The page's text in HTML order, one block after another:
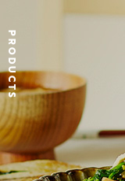
PRODUCTS